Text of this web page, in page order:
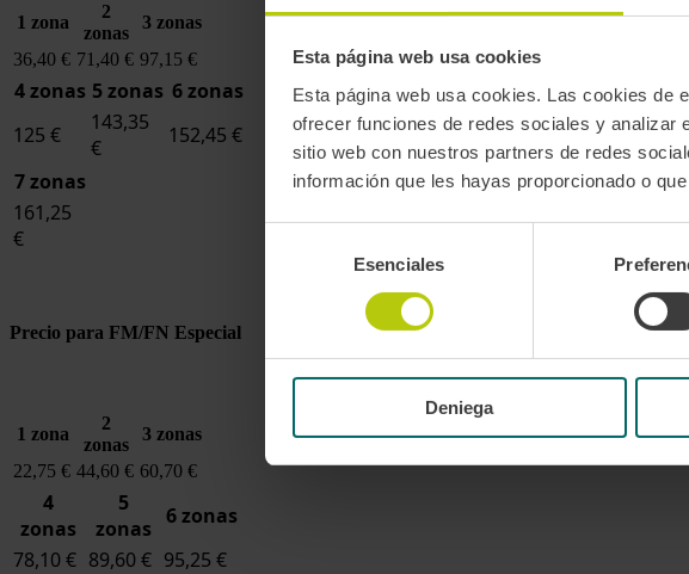
Esta página web usa cookies
Esta página web usa cookies. Las cookies de
ofrecer funciones de redes sociales y analizar
sitio web con nuestros partners de redes
información que les hayas proporcionado o
consentimiento
Esenciales
Deniega
1 zona
2
zonas
3 zonas
36,40 € 71,40 € 97,15 €
4 zonas 5 zonas 6 zonas
125 €
143,35
€
152,45 €
7 zonas
161,25
€
Precio para FM/FN Especial
1 zona
2
zonas
3 zonas
22,75 € 44,60 € 60,70 €
4
zonas
5
zonas 6 zonas
78,10 € 89,60 € 95,25 €